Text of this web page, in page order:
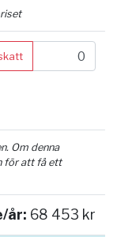
Om denna
för att få ett
år: 68 453 kr